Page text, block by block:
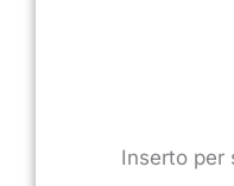
Inserto per